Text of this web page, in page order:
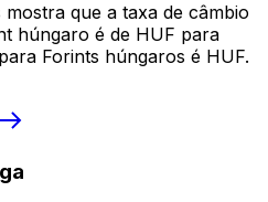
que a taxa de câmbio
húngaro é de HUF para
Forints húngaros é HUF.